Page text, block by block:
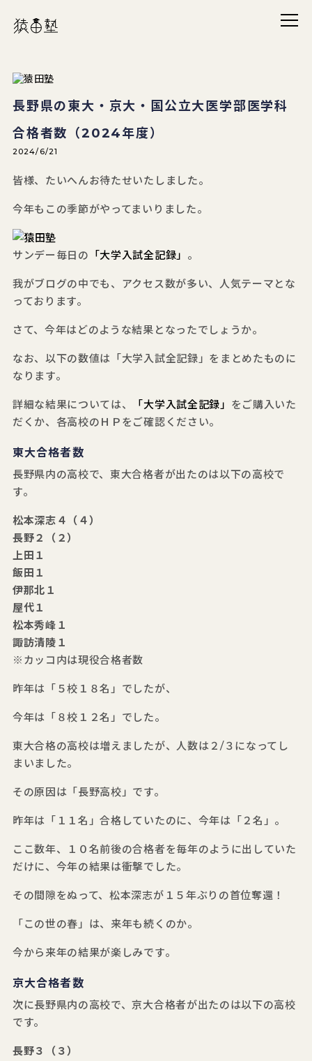
メニ
猿田塾
長野県の東大・京大・国公立大医学部医学科
合格者数（2024年度）
2024/6/21
皆様、たいへんお待たせいたしました。
今年もこの季節がやってまいりました。
サンデー毎日の 「大学入試全記録」 。
我がブログの中でも、アクセス数が多い、人気テーマとな
っております。
さて、今年はどのような結果となったでしょうか。
なお、以下の数値は「大学入試全記録」をまとめたものに
なります。
詳細な結果については、 「大学入試全記録」 をご購入いた
だくか、各高校のＨＰをご確認ください。
東大合格者数
長野県内の高校で、東大合格者が出たのは以下の高校で
す。
松本深志４（４）
長野２（２）
上田１
飯田１
伊那北１
屋代１
松本秀峰１
諏訪清陵１
※カッコ内は現役合格者数
昨年は「５校１８名」でしたが、
今年は「８校１２名」でした。
東大合格の高校は増えましたが、人数は２/３になってし
まいました。
その原因は「長野高校」です。
昨年は「１１名」合格していたのに、今年は「２名」。
ここ数年、１０名前後の合格者を毎年のように出していた
だけに、今年の結果は衝撃でした。
その間隙をぬって、松本深志が１５年ぶりの首位奪還！
「この世の春」は、来年も続くのか。
今から来年の結果が楽しみです。
京大合格者数
次に長野県内の高校で、京大合格者が出たのは以下の高校
です。
長野３（３）